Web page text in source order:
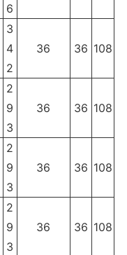
6
3
4
2
36 36 108
2
9
3
36 36 108
2
9
3
36 36 108
2
9
3
36 36 108